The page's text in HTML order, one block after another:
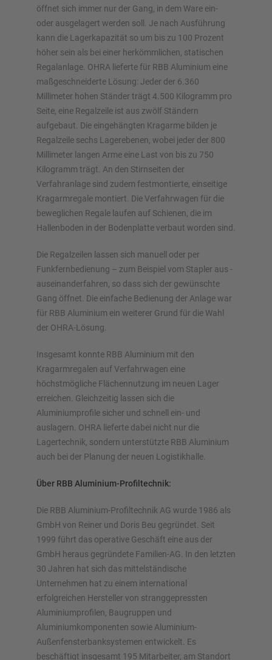
öffnet sich immer nur der Gang, in dem Ware ein-
oder ausgelagert werden soll. Je nach Ausführung
kann die Lagerkapazität so um bis zu 100 Prozent
höher sein als bei einer herkömmlichen, statischen
Regalanlage. OHRA lieferte für RBB Aluminium eine
maßgeschneiderte Lösung: Jeder der 6.360
Millimeter hohen Ständer trägt 4.500 Kilogramm pro
Seite, eine Regalzeile ist aus zwölf Ständern
aufgebaut. Die eingehängten Kragarme bilden je
Regalzeile sechs Lagerebenen, wobei jeder der 800
Millimeter langen Arme eine Last von bis zu 750
Kilogramm trägt. An den Stirnseiten der
Verfahranlage sind zudem festmontierte, einseitige
Kragarmregale montiert. Die Verfahrwagen für die
beweglichen Regale laufen auf Schienen, die im
Hallenboden in der Bodenplatte verbaut worden sind.
Die Regalzeilen lassen sich manuell oder per
Funkfernbedienung – zum Beispiel vom Stapler aus -
auseinanderfahren, so dass sich der gewünschte
Gang öffnet. Die einfache Bedienung der Anlage war
für RBB Aluminium ein weiterer Grund für die Wahl
der OHRA-Lösung.
Insgesamt konnte RBB Aluminium mit den
Kragarmregalen auf Verfahrwagen eine
höchstmögliche Flächennutzung im neuen Lager
erreichen. Gleichzeitig lassen sich die
Aluminiumprofile sicher und schnell ein- und
auslagern. OHRA lieferte dabei nicht nur die
Lagertechnik, sondern unterstützte RBB Aluminium
auch bei der Planung der neuen Logistikhalle.
Über RBB Aluminium-Profiltechnik:
Die RBB Aluminium-Profiltechnik AG wurde 1986 als
GmbH von Reiner und Doris Beu gegründet. Seit
1999 führt das operative Geschäft eine aus der
GmbH heraus gegründete Familien-AG. In den letzten
30 Jahren hat sich das mittelständische
Unternehmen hat zu einem international
erfolgreichen Hersteller von stranggepressten
Aluminiumprofilen, Baugruppen und
Aluminiumkomponenten sowie Aluminium-
Außenfensterbanksystemen entwickelt. Es
beschäftigt insgesamt 195 Mitarbeiter, am Standort